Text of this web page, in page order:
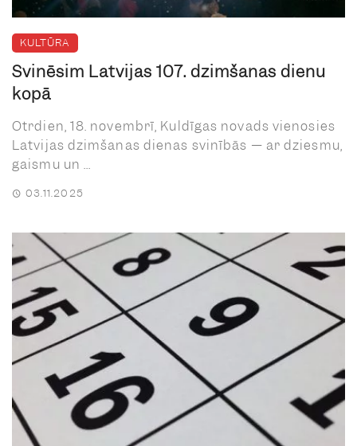
KULTŪRA
Svinēsim Latvijas 107. dzimšanas dienu
kopā
Otrdien, 18. novembrī, Kuldīgas novads vienosies
Latvijas dzimšanas dienas svinībās — ar dziesmu,
gaismu un ...
03.11.2025